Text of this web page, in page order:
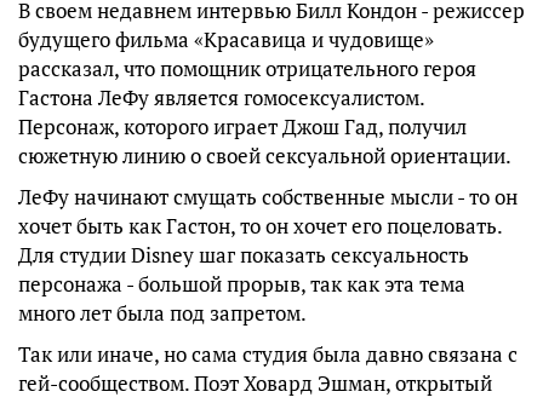
В своем недавнем интервью Билл Кондон - режиссер
будущего фильма «Красавица и чудовище»
рассказал, что помощник отрицательного героя
Гастона ЛеФу является гомосексуалистом.
Персонаж, которого играет Джош Гад, получил
сюжетную линию о своей сексуальной ориентации.
ЛеФу начинают смущать собственные мысли - то он
хочет быть как Гастон, то он хочет его поцеловать.
Для студии Disney шаг показать сексуальность
персонажа - большой прорыв, так как эта тема
много лет была под запретом.
Так или иначе, но сама студия была давно связана с
гей-сообществом. Поэт Ховард Эшман, открытый